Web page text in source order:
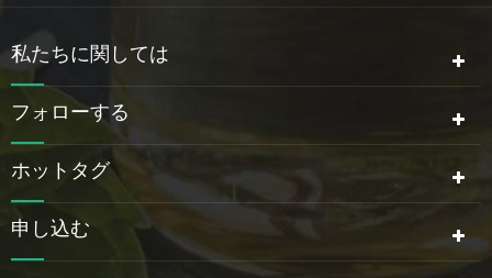
私たちに関しては
フォローする
ホットタグ
申し込む